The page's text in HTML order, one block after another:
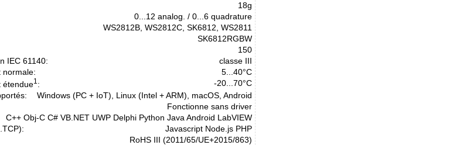
18g
0...12 analog. / 0...6 quadrature
WS2812B, WS2812C, SK6812, WS2811
SK6812RGBW
150
IEC 61140:
classe III
normale:
5...40°C
étendue1 :
-20...70°C
Windows (PC + IoT), Linux (Intel + ARM), macOS, Android
Fonctionne sans driver
C++ Obj-C C# VB.NET UWP Delphi Python Java Android LabVIEW
Javascript Node.js PHP
RoHS III (2011/65/UE+2015/863)